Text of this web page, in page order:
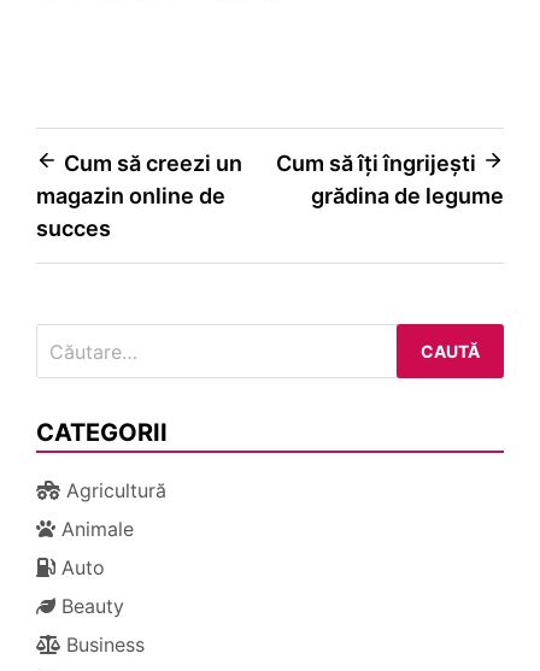
Navigare
în
articole
Cum să creezi un
magazin online de
succes
Cum să îți îngrijești
grădina de legume
după:
CATEGORII
Agricultură
Animale
Auto
Beauty
Business